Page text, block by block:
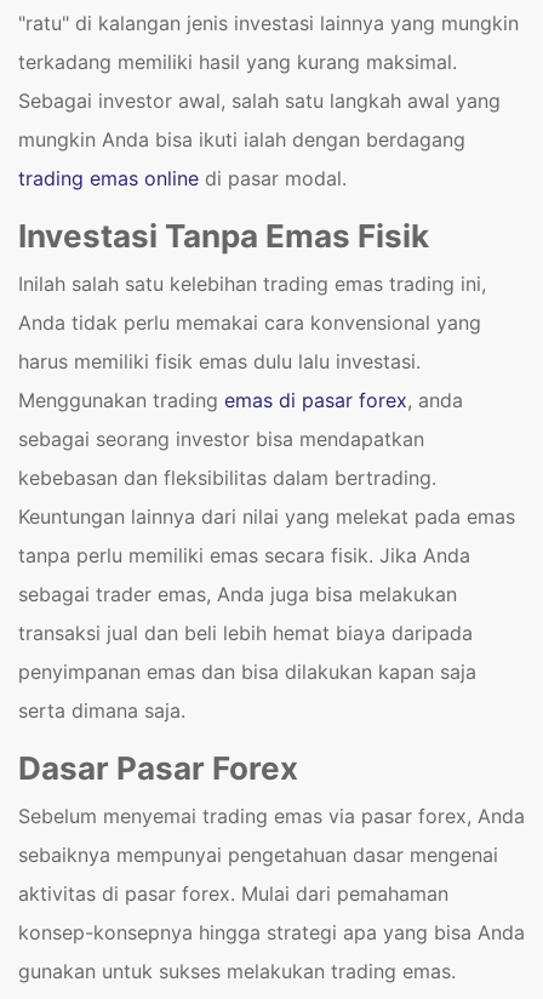
"ratu" di kalangan jenis investasi lainnya yang mungkin
terkadang memiliki hasil yang kurang maksimal.
Sebagai investor awal, salah satu langkah awal yang
mungkin Anda bisa ikuti ialah dengan berdagang
trading emas online di pasar modal.
Investasi Tanpa Emas Fisik
Inilah salah satu kelebihan trading emas trading ini,
Anda tidak perlu memakai cara konvensional yang
harus memiliki fisik emas dulu lalu investasi.
Menggunakan trading emas di pasar forex, anda
sebagai seorang investor bisa mendapatkan
kebebasan dan fleksibilitas dalam bertrading.
Keuntungan lainnya dari nilai yang melekat pada emas
tanpa perlu memiliki emas secara fisik. Jika Anda
sebagai trader emas, Anda juga bisa melakukan
transaksi jual dan beli lebih hemat biaya daripada
penyimpanan emas dan bisa dilakukan kapan saja
serta dimana saja.
Dasar Pasar Forex
Sebelum menyemai trading emas via pasar forex, Anda
sebaiknya mempunyai pengetahuan dasar mengenai
aktivitas di pasar forex. Mulai dari pemahaman
konsep-konsepnya hingga strategi apa yang bisa Anda
gunakan untuk sukses melakukan trading emas.